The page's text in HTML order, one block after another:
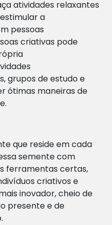
atividades relaxantes
a
pessoas
criativas pode
grupos de estudo e
ótimas maneiras de
que reside em cada
semente com
ferramentas certas,
criativos e
inovador, cheio de
presente e de